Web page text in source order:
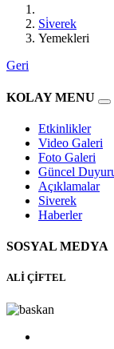
Si̇verek
Yemekleri
Geri
KOLAY MENU
Etkinlikler
Video Galeri
Foto Galeri
Güncel
Açıklamalar
Siverek
Haberler
SOSYAL MEDYA
ALİ ÇİFTEL